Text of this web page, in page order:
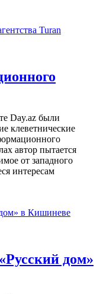
Day.az были
клеветнические
автор пытается
от западного
интересам
дом»